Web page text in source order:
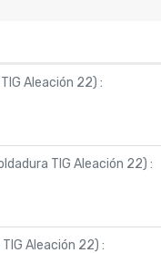
Aleación 22) :
TIG Aleación 22) :
Aleación 22) :